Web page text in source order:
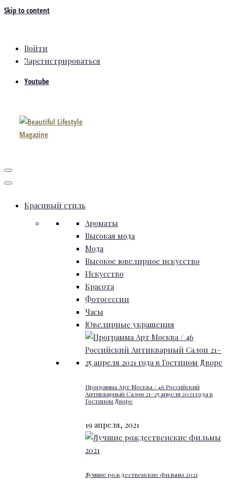
Skip to content
Войти
Зарегистрироваться
Youtube
Красивый стиль
Ароматы
Высокая мода
Мода
Высокое ювелирное искусство
Искусство
Красота
Фотосессии
Часы
Ювелирные украшения
Программа Арт Москва / 46 Российский
Антикварный Салон 21–25 апреля 2021 года в
Гостином Дворе
19 апреля, 2021
Лучшие рождественские фильмы 2021